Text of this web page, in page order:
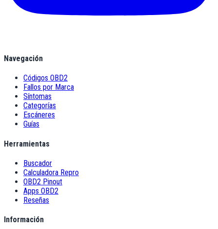
Navegación
Códigos OBD2
Fallos por Marca
Síntomas
Categorías
Escáneres
Guías
Herramientas
Buscador
Calculadora Repro
OBD2 Pinout
Apps OBD2
Reseñas
Información